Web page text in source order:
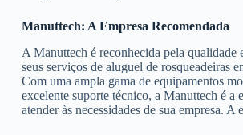
Manuttech: A Empresa Recomendada
A Manuttech é reconhecida pela qualidade
seus serviços de aluguel de rosqueadeiras
Com uma ampla gama de equipamentos
excelente suporte técnico, a Manuttech é a
atender às necessidades de sua empresa. A